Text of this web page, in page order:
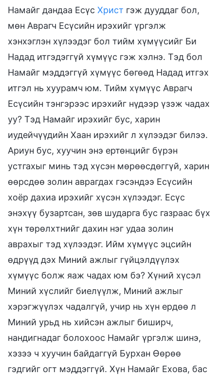
Намайг дандаа Есүс Христ гэж дууддаг бол,
мөн Аврагч Есүсийн ирэхийг үргэлж
хэнхэглэн хүлээдэг бол тийм хүмүүсийг Би
Надад итгэдэггүй хүмүүс гэж хэлнэ. Тэд бол
Намайг мэддэггүй хүмүүс бөгөөд Надад итгэх
итгэл нь хуурамч юм. Тийм хүмүүс Аврагч
Есүсийн тэнгэрээс ирэхийг нүдээр үзэж чадах
уу? Тэд Намайг ирэхийг бус, харин
иудейчүүдийн Хаан ирэхийг л хүлээдэг билээ.
Ариун бус, хуучин энэ ертөнцийг бүрэн
устгахыг минь тэд хүсэн мөрөөсдөггүй, харин
өөрсдөө золин аврагдах гэсэндээ Есүсийн
хоёр дахиа ирэхийг хүсэн хүлээдэг. Есүс
энэхүү бузартсан, зөв шударга бус газраас бүх
хүн төрөлхтнийг дахин нэг удаа золин
аврахыг тэд хүлээдэг. Ийм хүмүүс эцсийн
өдрүүд дэх Миний ажлыг гүйцэлдүүлэх
хүмүүс болж яаж чадах юм бэ? Хүний хүсэл
Миний хүслийг биелүүлж, Миний ажлыг
хэрэгжүүлэх чадалгүй, учир нь хүн ердөө л
Миний урьд нь хийсэн ажлыг биширч,
нандигнадаг болохоос Намайг үргэлж шинэ,
хэзээ ч хуучин байдаггүй Бурхан Өөрөө
гэдгийг огт мэддэггүй. Хүн Намайг Ехова, бас